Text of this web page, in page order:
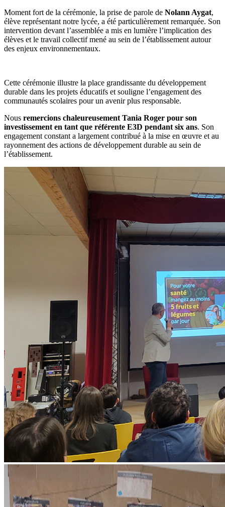
Moment fort de la cérémonie, la prise de parole de Nolann Aygat,
élève représentant notre lycée, a été particulièrement remarquée. Son
intervention devant l’assemblée a mis en lumière l’implication des
élèves et le travail collectif mené au sein de l’établissement autour
des enjeux environnementaux.
Cette cérémonie illustre la place grandissante du développement
durable dans les projets éducatifs et souligne l’engagement des
communautés scolaires pour un avenir plus responsable.
Nous remercions chaleureusement Tania Roger pour son
investissement en tant que référente E3D pendant six ans. Son
engagement constant a largement contribué à la mise en œuvre et au
rayonnement des actions de développement durable au sein de
l’établissement.